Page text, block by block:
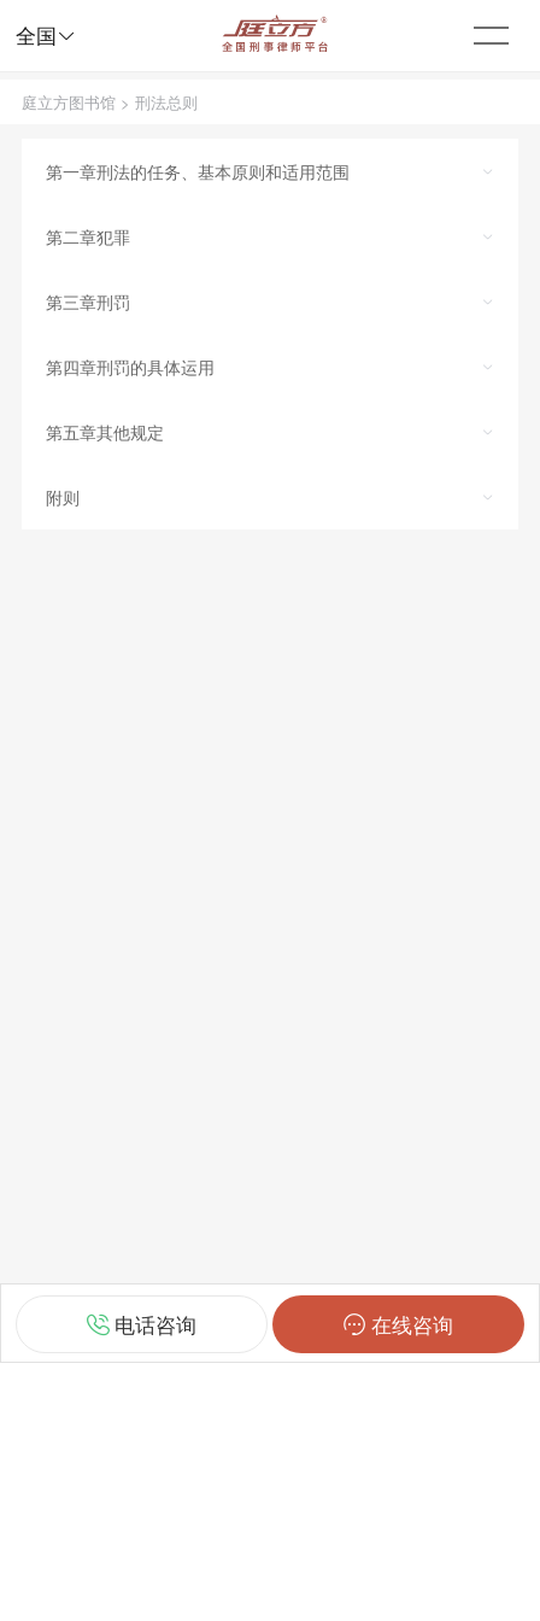
全国 
电话咨询 在线咨询
庭立方图书馆> 刑法总则
第一章刑法的任务、基本原则和适用范围
第二章犯罪
第三章刑罚
第四章刑罚的具体运用
第五章其他规定
附则